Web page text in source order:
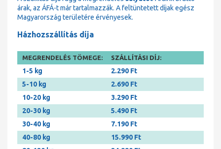
árak, az ÁFÁ-t már tartalmazzák. A feltüntetett díjak egész
Magyarország területére érvényesek.
Házhozszállítás díja
MEGRENDELÉS TÖMEGE: SZÁLLÍTÁSI DÍJ:
1-5 kg
2.290 Ft
5-10 kg
2.690 Ft
10-20 kg
3.290 Ft
20-30 kg
5.490 Ft
30-40 kg
7.190 Ft
40-80 kg
15.990 Ft